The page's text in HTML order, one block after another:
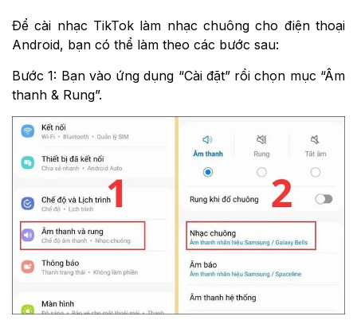
Để cài nhạc TikTok làm nhạc chuông cho điện thoại
Android, bạn có thể làm theo các bước sau:
Bước 1: Bạn vào ứng dụng “Cài đặt” rồi chọn mục “Âm
thanh & Rung”.